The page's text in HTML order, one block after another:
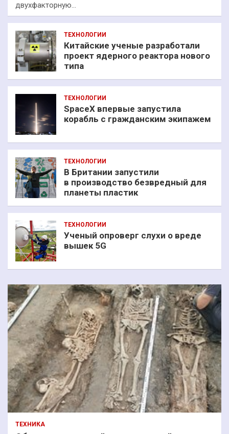
двухфакторную…
ТЕХНОЛОГИИ
Китайские ученые разработали
проект ядерного реактора нового
типа
ТЕХНОЛОГИИ
SpaceX впервые запустила
корабль с гражданским экипажем
ТЕХНОЛОГИИ
В Британии запустили
в производство безвредный для
планеты пластик
ТЕХНОЛОГИИ
Ученый опроверг слухи о вреде
вышек 5G
ТЕХНИКА